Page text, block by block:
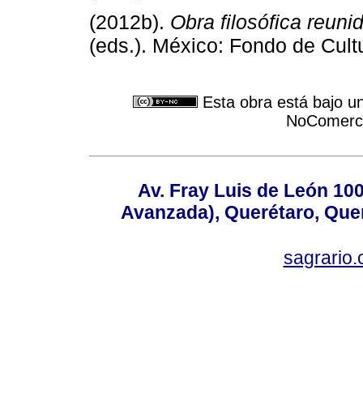
(2012b). Obra filosófica
(eds.). México: Fondo de
Esta obra está bajo
Av. Fray Luis de León
Avanzada), Querétaro,